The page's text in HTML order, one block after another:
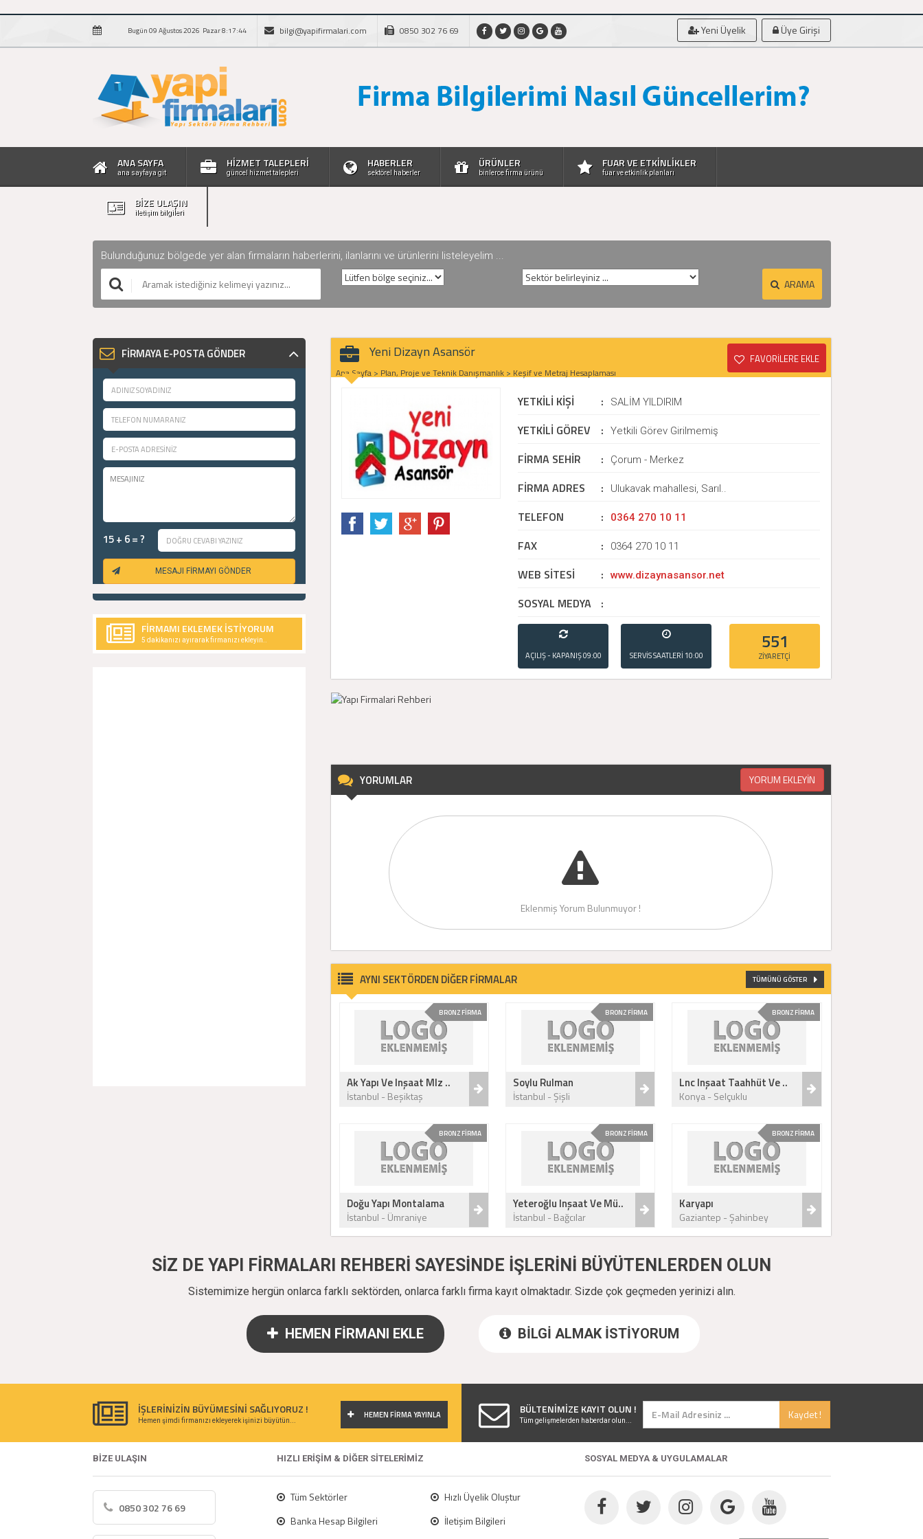
Bugün 09 Ağustos 2026 Pazar 8:17:45 bilgi@yapifirmalari.com 0850 302 76 69 Yeni Üyelik Üye Girişi
ANA SAYFA
ana sayfaya git
HİZMET TALEPLERİ
güncel hizmet talepleri
HABERLER
sektörel haberler
ÜRÜNLER
binlerce firma ürünü
FUAR VE ETKİNLİKLER
fuar ve etkinlik planları
BİZE ULAŞIN
iletişim bilgileri
Bulunduğunuz bölgede yer alan firmaların haberlerini, ilanlarını ve ürünlerini listeleyelim ...
ARAMA
FİRMAYA E-POSTA GÖNDER
15 + 6 = ?
MESAJI FİRMAYI GÖNDER
FİRMAMI EKLEMEK İSTİYORUM
5 dakikanızı ayırarak firmanızı ekleyin..
Yeni Dizayn Asansör
Ana Sayfa > Plan, Proje ve Teknik Danışmanlık> Keşif ve Metraj Hesaplaması
FAVORİLERE EKLE
YETKİLİ KİŞİ : SALİM YILDIRIM
YETKİLİ GÖREV : Yetkili Görev Girilmemiş
FİRMA SEHİR : Çorum - Merkez
FİRMA ADRES : Ulukavak mahallesi, Sarıl..
TELEFON : 0364 270 10 11
FAX : 0364 270 10 11
WEB SİTESİ : www.dizaynasansor.net
SOSYAL MEDYA :
AÇILIŞ - KAPANIŞ09:00
- 21:00
SERVİS SAATLERİ 10:00
- 20:00
551
ZİYARETÇİ
YORUMLAR YORUM EKLEYİN
Eklenmiş Yorum Bulunmuyor !
AYNI SEKTÖRDEN DİĞER FİRMALAR TÜMÜNÜ GÖSTER
BRONZ FİRMA
Ak Yapı Ve Inşaat Mlz ..
İstanbul - Beşiktaş
BRONZ FİRMA
Soylu Rulman
İstanbul - Şişli
BRONZ FİRMA
Lnc Inşaat Taahhüt Ve ..
Konya - Selçuklu
BRONZ FİRMA
Doğu Yapı Montalama
İstanbul - Ümraniye
BRONZ FİRMA
Yeteroğlu Inşaat Ve Mü..
İstanbul - Bağcılar
BRONZ FİRMA
Karyapı
Gaziantep - Şahinbey
SİZ DE YAPI FİRMALARI REHBERİ SAYESİNDE İŞLERİNİ BÜYÜTENLERDEN OLUN
Sistemimize hergün onlarca farklı sektörden, onlarca farklı firma kayıt olmaktadır. Sizde çok geçmeden yerinizi alın.
HEMEN FİRMANI EKLE BİLGİ ALMAK İSTİYORUM
İŞLERİNİZİN BÜYÜMESİNİ SAĞLIYORUZ ! HEMEN FİRMA YAYINLA
Hemen şimdi firmanızı ekleyerek işinizi büyütün...
BÜLTENİMİZE KAYIT OLUN ! Kaydet !
Tüm gelişmelerden haberdar olun...
BİZE ULAŞIN HIZLI ERİŞİM & DİĞER SİTELERİMİZ SOSYAL MEDYA & UYGULAMALAR
0850 302 76 69
Tüm Sektörler
Hızlı Üyelik Oluştur
Banka Hesap Bilgileri
İletişim Bilgileri